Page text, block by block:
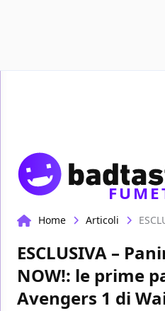
Home Articoli
ESCLUSIVA –
NOW!: le prime
Avengers 1 di